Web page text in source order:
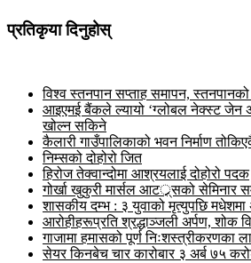
प्रतिकृया दिनुहोस्
विश्व स्तनपान सप्ताह समापन, स्तनपानको
आइएमई बैंकले ल्यायो ‘ग्लोबल नेक्स्ट जेन
खोल्न सकिने
कैलारी गाउँपालिकाको भवन निर्माण
निम्सको दोहोरो जित
हिरोज तेक्वान्दोमा आश्रयलाई दोहोरो पदक
गोर्खा खुकुरी मार्सल आटर््र्सको सेमिनार
शासकीय दम्भ : ३ युवाको मृत्युपछि
आरोहीहरूप्रति श्रद्धाञ्जली अर्पण, शोक
गाजामा हमासको पूर्ण निःशस्त्रीकरणका
सेयर किनबेच चार कारोबार ३ अर्ब ७५